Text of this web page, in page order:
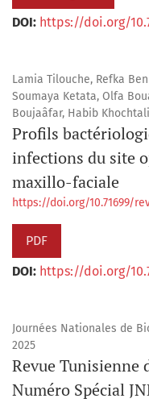
DOI: https://doi.org/
Lamia Tilouche, Refka
Soumaya Ketata, Olfa
Boujaâfar, Habib Khochtali
Profils
infections du site
maxillo-faciale
https://doi.org/10.71699/
PDF
DOI: https://doi.org/
Journées Nationales de
2025
Revue Tunisienne
Numéro Spécial